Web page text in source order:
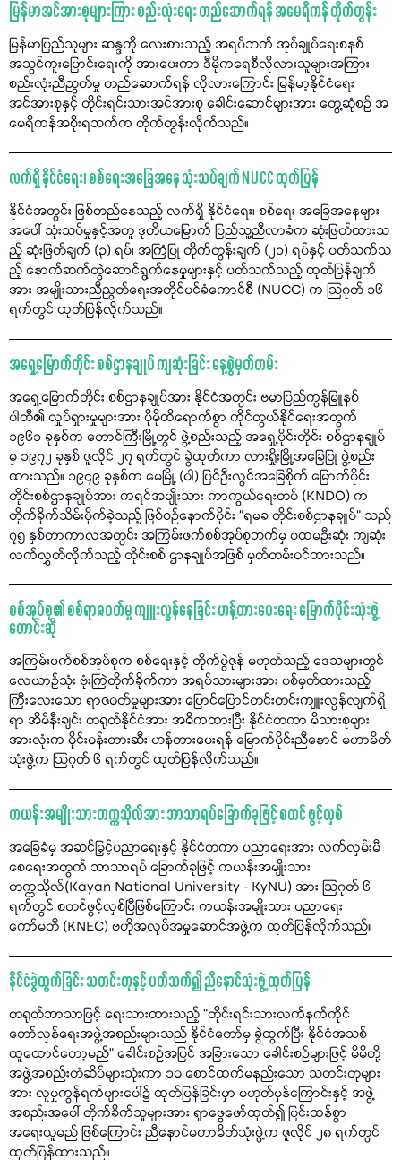
မြန်မာအင်အားစုများကြား စည်းလုံးရေး တည်ဆောက်ရန် အမေရိကန် တိုက်တွန်း
မြန်မာပြည်သူများ ဆန္ဒကို လေးစားသည့် အရပ်ဘက် အုပ်ချုပ်ရေးစနစ်
အသွင်ကူးပြောင်းရေးကို အားပေးကာ ဒီမိုကရေစီလိုလားသူများအကြား
စည်းလုံးညီညွတ်မှု တည်ဆောက်ရန် လိုလားကြောင်း မြန်မာ့နိုင်ငံရေး
အင်အားစုနှင့် တိုင်းရင်းသားအင်အားစု ခေါင်းဆောင်များအား တွေ့ဆုံစဉ် အ
မေရိကန်အစိုးရဘက်က တိုက်တွန်းလိုက်သည်။
လက်ရှိ နိုင်ငံရေး၊ စစ်ရေးအခြေအနေ သုံးသပ်ချက် NUCC ထုတ်ပြန်
နိုင်ငံအတွင်း ဖြစ်တည်နေသည့် လက်ရှိ နိုင်ငံရေး၊ စစ်ရေး အခြေအနေများ
အပေါ် သုံးသပ်မှုနှင့်အတူ ဒုတိယမြောက် ပြည်သူ့ညီလာခံက ဆုံးဖြတ်ထားသ
ည့် ဆုံးဖြတ်ချက် (၃) ရပ်၊ အကြံပြု တိုက်တွန်းချက် (၂၁) ရပ်နှင့် ပတ်သက်သ
ည့် နောက်ဆက်တွဲဆောင်ရွက်နေမှုများနှင့် ပတ်သက်သည့် ထုတ်ပြန်ချက်
အား အမျိုးသားညီညွတ်ရေးအတိုင်ပင်ခံကောင်စီ (NUCC) က သြဂုတ် ၁၆
ရက်တွင် ထုတ်ပြန်လိုက်သည်။
အရှေ့မြောက်တိုင်း စစ်ဌာနချုပ် ကျဆုံးခြင်း နေ့စွဲမှတ်တမ်း
အရှေ့မြောက်တိုင်း စစ်ဌာနချုပ်အား နိုင်ငံအတွင်း ဗမာပြည်ကွန်မြူနစ်
ပါတီ၏ လှုပ်ရှားမှုများအား ပိုမိုထိရောက်စွာ ကိုင်တွယ်နိုင်ရေးအတွက်
၁၉၆၁ ခုနှစ်က တောင်ကြီးမြို့တွင် ဖွဲ့စည်းသည့် အရှေ့ပိုင်းတိုင်း စစ်ဌာနချုပ်
မှ ၁၉၇၂ ခုနှစ် ဇူလိုင် ၂၇ ရက်တွင် ခွဲထုတ်ကာ လားရှိုးမြို့အခြေပြု ဖွဲ့စည်း
ထားသည်။ ၁၉၄၉ ခုနှစ်က မေမြို့ (ဝါ) ပြင်ဦးလွင်အခြေစိုက် မြောက်ပိုင်း
တိုင်းစစ်ဌာနချုပ်အား ကရင်အမျိုးသား ကာကွယ်ရေးတပ် (KNDO) က
တိုက်ခိုက်သိမ်းပိုက်ခဲ့သည့် ဖြစ်စဉ်နောက်ပိုင်း “ရမခ တိုင်းစစ်ဌာနချုပ်” သည်
၇၅ နှစ်တာကာလအတွင်း အကြမ်းဖက်စစ်အုပ်စုဘက်မှ ပထမဦးဆုံး ကျဆုံး
လက်လွှတ်လိုက်သည့် တိုင်းစစ် ဌာနချုပ်အဖြစ် မှတ်တမ်းဝင်ထားသည်။
စစ်အုပ်စု၏ စစ်ရာဇဝတ်မှု ကျူးလွန်နေခြင်း ဟန့်တားပေးရေး မြောက်ပိုင်းသုံးဖွဲ့
တောင်းဆို
အကြမ်းဖက်စစ်အုပ်စုက စစ်ရေးနှင့် တိုက်ပွဲဇုန် မဟုတ်သည့် ဒေသများတွင်
လေယာဉ်သုံး ဗုံးကြဲတိုက်ခိုက်ကာ အရပ်သားများအား ပစ်မှတ်ထားသည့်
ကြီးလေးသော ရာဇဝတ်မှုများအား ပြောင်ပြောင်တင်းတင်းကျူးလွန်လျက်ရှိ
ရာ အိမ်နီးချင်း တရုတ်နိုင်ငံအား အဓိကထားပြီး နိုင်ငံတကာ မိသားစုများ
အားလုံးက ဝိုင်းဝန်းတားဆီး ဟန်တားပေးရန် မြောက်ပိုင်းညီနောင် မဟာမိတ်
သုံးဖွဲ့က သြဂုတ် ၆ ရက်တွင် ထုတ်ပြန်လိုက်သည်။
ကယန်းအမျိုးသားတက္ကသိုလ်အား ဘာသာရပ်ခြောက်ခုဖြင့် စတင် ဖွင့်လှစ်
အခြေခံမှ အဆင်မြှင့်ပညာရေးနှင့် နိုင်ငံတကာ ပညာရေးအား လက်လှမ်းမီ
စေရေးအတွက် ဘာသာရပ် ခြောက်ခုဖြင့် ကယန်းအမျိုးသား
တက္ကသိုလ်(Kayan National University - KyNU) အား သြဂုတ် ၆
ရက်တွင် စတင်ဖွင့်လှစ်ပြီဖြစ်ကြောင်း ကယန်းအမျိုးသား ပညာရေး
ကော်မတီ (KNEC) ဗဟိုအလုပ်အမှုဆောင်အဖွဲ့က ထုတ်ပြန်လိုက်သည်။
နိုင်ငံခွဲထွက်ခြင်း သတင်းတုနှင့် ပတ်သက်၍ ညီနောင်သုံးဖွဲ့ ထုတ်ပြန်
တရုတ်ဘာသာဖြင့် ရေးသားထားသည့် “တိုင်းရင်းသားလက်နက်ကိုင်
တော်လှန်ရေးအဖွဲ့အစည်းများသည် နိုင်ငံတော်မှ ခွဲထွက်ပြီး နိုင်ငံအသစ်
ထူထောင်တော့မည်" ခေါင်းစဉ်အပြင် အခြားသော ခေါင်းစဉ်များဖြင့် မိမိတို့
အဖွဲ့အစည်းတံဆိပ်များသုံးကာ ၁၀ စောင်ထက်မနည်းသော သတင်းတုများ
အား လူမှုကွန်ရက်များပေါ်၌ ထုတ်ပြန်ခြင်းမှာ မဟုတ်မှန်ကြောင်းနှင့် အဖွဲ့
အစည်းအပေါ် တိုက်ခိုက်သူများအား ရှာဖွေဖော်ထုတ်၍ ပြင်းထန်စွာ
အရေးယူမည် ဖြစ်ကြောင်း ညီနောင်မဟာမိတ်သုံးဖွဲ့က ဇူလိုင် ၂၈ ရက်တွင်
ထုတ်ပြန်ထားသည်။